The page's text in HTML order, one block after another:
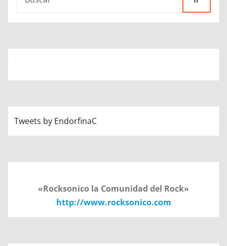
Tweets by EndorfinaC
«Rocksonico la Comunidad del Rock»
http://www.rocksonico.com